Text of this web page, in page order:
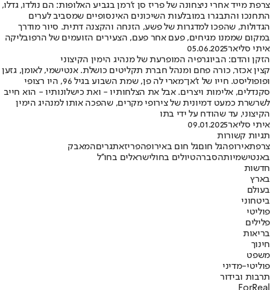
צרפת מייד אחרי ניצחונה של פריז סן ז'רמן בגביע האלופות: הם נולדו, גדלו,
התחנכו והתבגרו במובלעות השיכונים האינסופיים שמסביב לערים
הגדולות, שהפכו למדגרות של פשע, הזנחה והקצנה דתית. סיור מודרך
במקום שממנו מגיחים, פעם אחר פעם, הצעירים הזועמים של הרפובליקה
איתי סליאר05.06.2025
הזקן והדם: הביוגרפיה המופרעת של מנהיג הימין הקיצוני
קצין אכזר, כורה פחם ומנהל חברת תקליטים כושלת. אנטישמי, לאומן, גזען
ופופוליסט. חייו של ז'אן־מארי לה פן, שמת השבוע בגיל 96, היו רצופי
סקנדלים, אלימות ויצרים. אבל את הצלחותיו - ואת כישלונותיו - הוא חייב
לשרשרת כמעט דמיונית של צירופי מקרים, שהפכה אותו למנהיג הימין
הקיצוני, עד שהודח על ידי בתו
איתי סליאר09.01.2025
תגיות קשורות
צרפתאירופהגל חוםגל חום באירופהפריזאתגריםהמאבק
באנטישמיותהסברהטיולים בחולישראלים בחו''ל
חדשות
בארץ
בעולם
ביטחוני
פוליטי
פלילים
בריאות
חינוך
משפט
פוליטי-מדיני
תרבות ובידור